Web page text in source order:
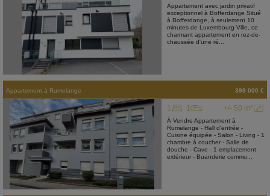
Appartement avec jardin privatif
exceptionnel à Bofferdange Situé
à Bofferdange, à seulement 10
minutes de Luxembourg-Ville, ce
charmant appartement en rez-de-
chaussée d'une ré...
Appartement à Rumelange 399 000 €
+/- 50 m²
1 1
À Vendre Appartement à
Rumelange - Hall d'entrée -
Cuisine équipée - Salon - Living - 1
chambre à coucher - Salle de
douche - Cave - 1 emplacement
extérieur - Buanderie commu...